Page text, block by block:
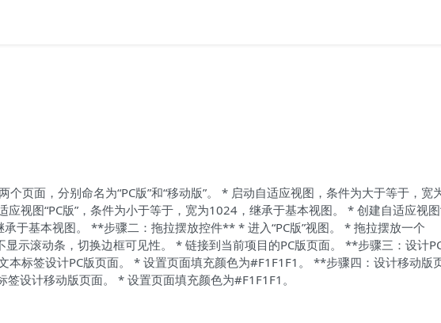
页面，分别命名为“PC版”和“移动版”。 * 启动自适应视图，条件为大于等于，宽
视图“PC版”，条件为小于等于，宽为1024，继承于基本视图。 * 创建自适应视图
于基本视图。 **步骤二：拖拉摆放控件** * 进入“PC版”视图。 * 拖拉摆放一个
示滚动条，切换边框可见性。 * 链接到当前项目的PC版页面。 **步骤三：设计
本标签设计PC版页面。 * 设置页面填充颜色为#F1F1F1。 **步骤四：设计移动版
设计移动版页面。 * 设置页面填充颜色为#F1F1F1。